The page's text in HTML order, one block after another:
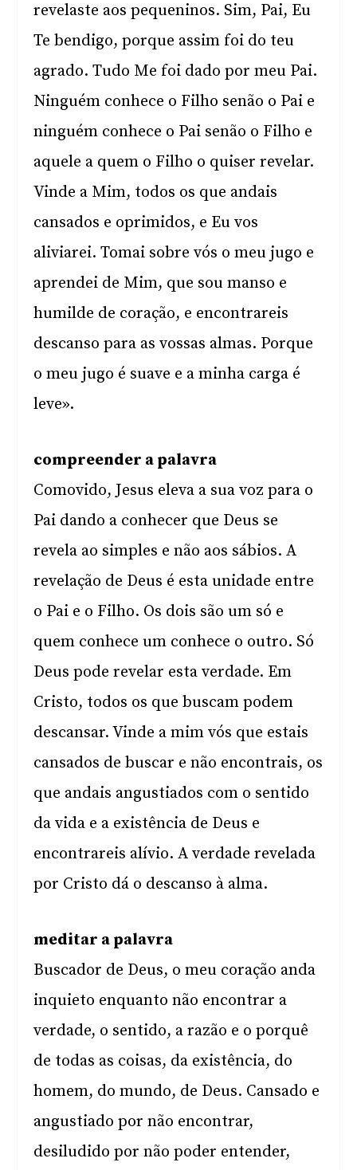
revelaste aos pequeninos. Sim, Pai, Eu
Te bendigo, porque assim foi do teu
agrado. Tudo Me foi dado por meu Pai.
Ninguém conhece o Filho senão o Pai e
ninguém conhece o Pai senão o Filho e
aquele a quem o Filho o quiser revelar.
Vinde a Mim, todos os que andais
cansados e oprimidos, e Eu vos
aliviarei. Tomai sobre vós o meu jugo e
aprendei de Mim, que sou manso e
humilde de coração, e encontrareis
descanso para as vossas almas. Porque
o meu jugo é suave e a minha carga é
leve».
compreender a palavra
Comovido, Jesus eleva a sua voz para o
Pai dando a conhecer que Deus se
revela ao simples e não aos sábios. A
revelação de Deus é esta unidade entre
o Pai e o Filho. Os dois são um só e
quem conhece um conhece o outro. Só
Deus pode revelar esta verdade. Em
Cristo, todos os que buscam podem
descansar. Vinde a mim vós que estais
cansados de buscar e não encontrais, os
que andais angustiados com o sentido
da vida e a existência de Deus e
encontrareis alívio. A verdade revelada
por Cristo dá o descanso à alma.
meditar a palavra
Buscador de Deus, o meu coração anda
inquieto enquanto não encontrar a
verdade, o sentido, a razão e o porquê
de todas as coisas, da existência, do
homem, do mundo, de Deus. Cansado e
angustiado por não encontrar,
desiludido por não poder entender,